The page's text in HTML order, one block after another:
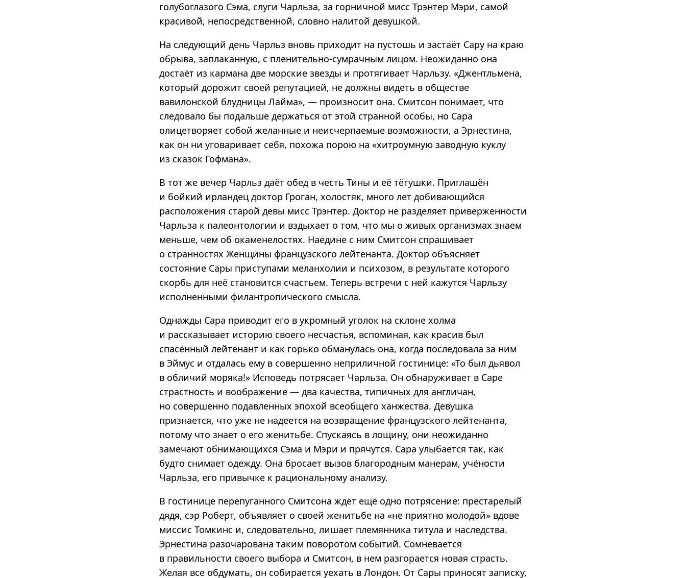
голубоглазого Сэма, слуги Чарльза, за горничной мисс Трэнтер Мэри, самой
красивой, непосредственной, словно налитой девушкой.
На следующий день Чарльз вновь приходит на пустошь и застаёт Сару на краю
обрыва, заплаканную, с пленительно-сумрачным лицом. Неожиданно она
достаёт из кармана две морские звезды и протягивает Чарльзу. «Джентльмена,
который дорожит своей репутацией, не должны видеть в обществе
вавилонской блудницы Лайма», — произносит она. Смитсон понимает, что
следовало бы подальше держаться от этой странной особы, но Сара
олицетворяет собой желанные и неисчерпаемые возможности, а Эрнестина,
как он ни уговаривает себя, похожа порою на «хитроумную заводную куклу
из сказок Гофмана».
В тот же вечер Чарльз даёт обед в честь Тины и её тётушки. Приглашён
и бойкий ирландец доктор Гроган, холостяк, много лет добивающийся
расположения старой девы мисс Трэнтер. Доктор не разделяет приверженности
Чарльза к палеонтологии и вздыхает о том, что мы о живых организмах знаем
меньше, чем об окаменелостях. Наедине с ним Смитсон спрашивает
о странностях Женщины французского лейтенанта. Доктор объясняет
состояние Сары приступами меланхолии и психозом, в результате которого
скорбь для неё становится счастьем. Теперь встречи с ней кажутся Чарльзу
исполненными филантропического смысла.
Однажды Сара приводит его в укромный уголок на склоне холма
и рассказывает историю своего несчастья, вспоминая, как красив был
спасённый лейтенант и как горько обманулась она, когда последовала за ним
в Эймус и отдалась ему в совершенно неприличной гостинице: «То был дьявол
в обличий моряка!» Исповедь потрясает Чарльза. Он обнаруживает в Саре
страстность и воображение — два качества, типичных для англичан,
но совершенно подавленных эпохой всеобщего ханжества. Девушка
признается, что уже не надеется на возвращение французского лейтенанта,
потому что знает о его женитьбе. Спускаясь в лощину, они неожиданно
замечают обнимающихся Сэма и Мэри и прячутся. Сара улыбается так, как
будто снимает одежду. Она бросает вызов благородным манерам, учёности
Чарльза, его привычке к рациональному анализу.
В гостинице перепуганного Смитсона ждёт ещё одно потрясение: престарелый
дядя, сэр Роберт, объявляет о своей женитьбе на «не приятно молодой» вдове
миссис Томкинс и, следовательно, лишает племянника титула и наследства.
Эрнестина разочарована таким поворотом событий. Сомневается
в правильности своего выбора и Смитсон, в нем разгорается новая страсть.
Желая все обдумать, он собирается уехать в Лондон. От Сары приносят записку,